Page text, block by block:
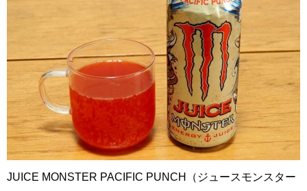
JUICE MONSTER PACIFIC PUNCH（ジュースモンスター